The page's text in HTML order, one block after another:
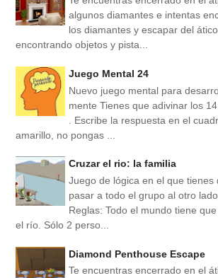
algunos diamantes e intentas
los diamantes y escapar del ático
encontrando objetos y pista...
Juego Mental 24
Nuevo juego mental para
mente Tienes que adivinar los
. Escribe la respuesta en el
amarillo, no pongas ...
Cruzar el rio: la familia
Juego de lógica en el que tienes
pasar a todo el grupo al otro
Reglas: Todo el mundo tiene
el río. Sólo 2 perso...
Diamond Penthouse Escape
Te encuentras encerrado en el